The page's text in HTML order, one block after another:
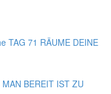
TAG 71 RÄUME DEINE
BEREIT IST ZU